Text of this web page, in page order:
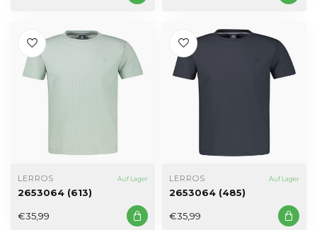
LERROS Auf Lager
2653064 (613)
€35,99
LERROS Auf Lager
2653064 (485)
€35,99